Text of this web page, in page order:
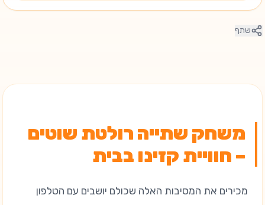
שתף
משחק שתייה רולטת שוטים
– חוויית קזינו בבית
מכירים את המסיבות האלה שכולם יושבים עם הטלפון